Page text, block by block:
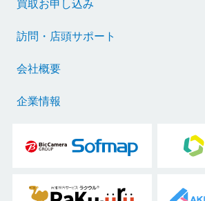
買取お申し込み
訪問・店頭サポート
会社概要
企業情報